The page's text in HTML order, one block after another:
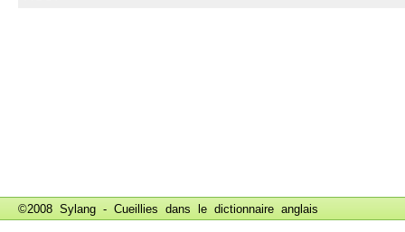
©2008 Sylang - Cueillies dans le dictionnaire anglais